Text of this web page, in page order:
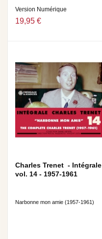
Version Numérique
19,95 €
Charles Trenet - Intégrale
vol. 14 - 1957-1961
Narbonne mon amie (1957-1961)